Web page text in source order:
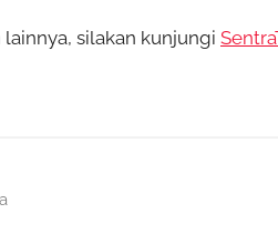
silakan kunjungi